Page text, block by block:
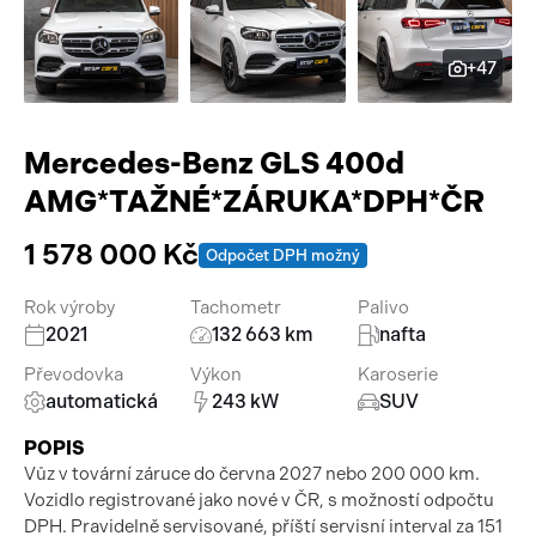
Pracovní stroje
Náhradní díly
Příslušenství
Auto a život
Videa
+47
Mercedes-Benz GLS 400d
AMG*TAŽNÉ*ZÁRUKA*DPH*ČR
1 578 000 Kč Odpočet DPH možný
Rok výroby
2021
Tachometr
132 663 km
Palivo
nafta
Převodovka
automatická
Výkon
243 kW
Karoserie
SUV
POPIS
Vůz v tovární záruce do června 2027 nebo 200 000 km.
Vozidlo registrované jako nové v ČR, s možností odpočtu
DPH. Pravidelně servisované, příští servisní interval za 151